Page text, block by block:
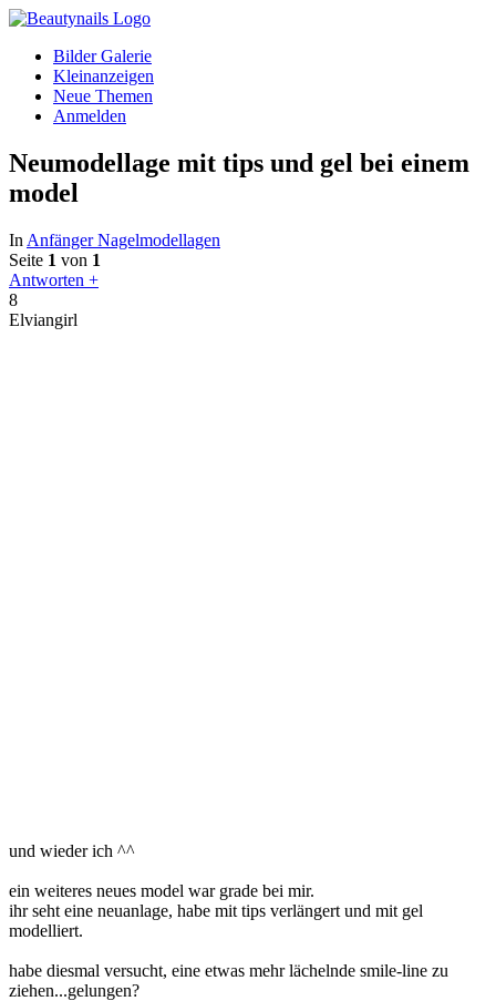
Bilder Galerie
Kleinanzeigen
Neue Themen
Anmelden
Neumodellage mit tips und gel bei einem
model
In Anfänger Nagelmodellagen
Seite 1 von 1
Antworten +
8
Elviangirl
und wieder ich ^^
ein weiteres neues model war grade bei mir.
ihr seht eine neuanlage, habe mit tips verlängert und mit gel
modelliert.
habe diesmal versucht, eine etwas mehr lächelnde smile-line zu
ziehen...gelungen?